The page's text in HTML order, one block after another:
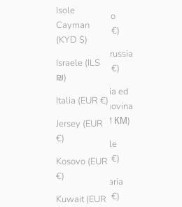
Isole
Cayman
(KYD $)
Israele (ILS
₪)
Italia (EUR €)
Jersey (EUR
€)
Kosovo (EUR
€)
Kuwait (EUR
Belgio
(EUR €)
Bielorussia
(EUR €)
Bosnia ed
Erzegovina
(BAM КМ)
Brasile
(EUR €)
Bulgaria
(EUR €)